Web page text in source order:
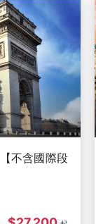
不含國際段